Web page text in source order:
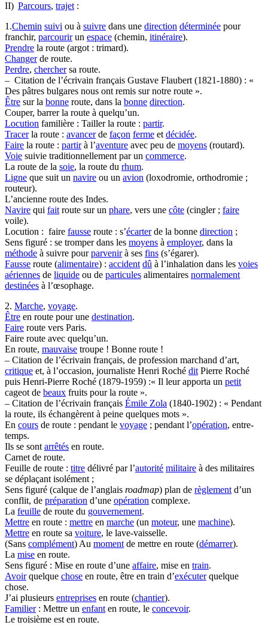
II) Parcours, trajet :
1.Chemin suivi ou à suivre dans une direction déterminée pour
franchir, parcourirun espace (chemin, itinéraire).
Prendre la route (argot : trimard).
Changerde route.
Perdre, cherchersa route.
– Citation de l’écrivain français Gustave Flaubert (1821-1880) : «
Des pâtres bulgares nous ont remis sur notre route ».
Être sur la bonne route, dans la bonne direction.
Couper, barrer la route à quelqu’un.
Locution familière : Tailler la route : partir.
Tracerla route : avancerde façon ferme et décidée.
Faire la route : partirà l’aventure avec peu de moyens (routard).
Voie suivie traditionnellement par un commerce.
La route de la soie, la route du rhum.
Ligne que suit un navire ou un avion (loxodromie, orthodromie ;
routeur).
L’ancienne route des Indes.
Navire qui fait route sur un phare, vers une côte (cingler ; faire
voile).
Locution : faire fausse route : s’écarterde la bonne direction ;
Sens figuré : se tromper dans les moyens à employer, dans la
méthode à suivre pourparvenirà ses fins (s’égarer).
Fausse route (alimentaire) : accident dû à l’inhalation dans les voies
aériennes de liquide ou de particules alimentaires normalement
destinées à l’œsophage.
2. Marche, voyage.
Être en route pour une destination.
Faire route vers Paris.
Faire route avec quelqu’un.
En route, mauvaise troupe ! Bonne route !
– Citation de l’écrivain français, de profession marchand d’art,
critique et, à l’occasion, journaliste Henri Roché dit Pierre Roché
puis Henri-Pierre Roché (1879-1959) :« Il leur apporta un petit
cageot de beaux fruits pour la route ».
– Citation de l’écrivain français Émile Zola (1840-1902) : « Pendant
la route, ils échangèrent à peine quelques mots ».
En cours de route : pendant le voyage ; pendant l’opération, entre-
temps.
Ils se sont arrêtés en route.
Carnet de route.
Feuille de route : titre délivré par l’autorité militaire à des militaires
se déplaçant isolément ;
Sens figuré (calque de l’anglais roadmap) plan de règlement d’un
conflit, de préparation d’une opération complexe.
La feuille de route du gouvernement.
Mettre en route : mettre en marche (un moteur, une machine).
Mettre en route sa voiture, le lave-vaisselle.
(Sans complément) Au moment de mettre en route (démarrer).
La mise en route.
Sens figuré : Mise en route d’une affaire, mise en train.
Avoirquelque chose en route, être en train d’exécuterquelque
chose.
J’ai plusieurs entreprises en route (chantier).
Familier: Mettre un enfant en route, le concevoir.
Le troisième est en route.